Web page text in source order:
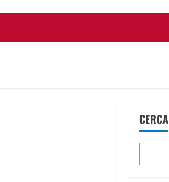
CERCA